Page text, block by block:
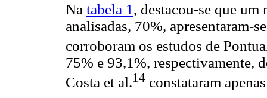
Na tabela 1 , destacou-se que
analisadas, 70%, apresentaram-
corroboram os estudos de
75% e 93,1%, respectivamente,
Costa et al.14 constataram